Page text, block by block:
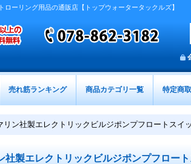
ーリング用品の通販店【トップウォータータックルズ】
売れ筋ランキング 商品カテゴリ一覧 特定商
リン社製エレクトリックビルジポンプフロートスイ
社製エレクトリックビルジポンプフロー